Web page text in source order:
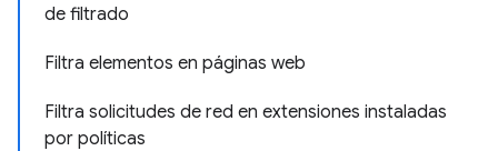
de filtrado
Filtra elementos en páginas web
Filtra solicitudes de red en extensiones instaladas
por políticas